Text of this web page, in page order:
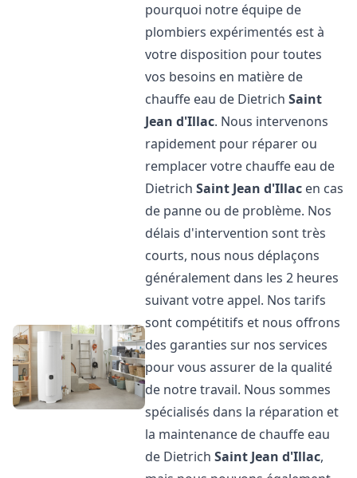
pourquoi notre équipe de
plombiers expérimentés est à
votre disposition pour toutes
vos besoins en matière de
chauffe eau de DietrichSaint
Jean d'Illac. Nous intervenons
rapidement pour réparer ou
remplacer votre chauffe eau de
DietrichSaint Jean d'Illac en cas
de panne ou de problème. Nos
délais d'intervention sont très
courts, nous nous déplaçons
généralement dans les 2 heures
suivant votre appel. Nos tarifs
sont compétitifs et nous offrons
des garanties sur nos services
pour vous assurer de la qualité
de notre travail. Nous sommes
spécialisés dans la réparation et
la maintenance de chauffe eau
de DietrichSaint Jean d'Illac,